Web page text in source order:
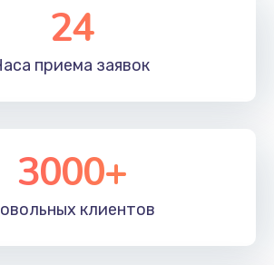
Заказать
северного моста
Замена шлейфа
24
приема заявок
3000+
клиентов